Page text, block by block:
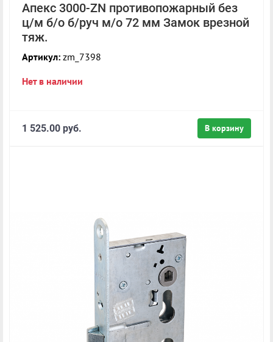
Апекс 3000-ZN противопожарный без
ц/м б/о б/руч м/о 72 мм Замок врезной
тяж.
Артикул: zm_7398
Нет в наличии
В корзину
1 525.00 руб.